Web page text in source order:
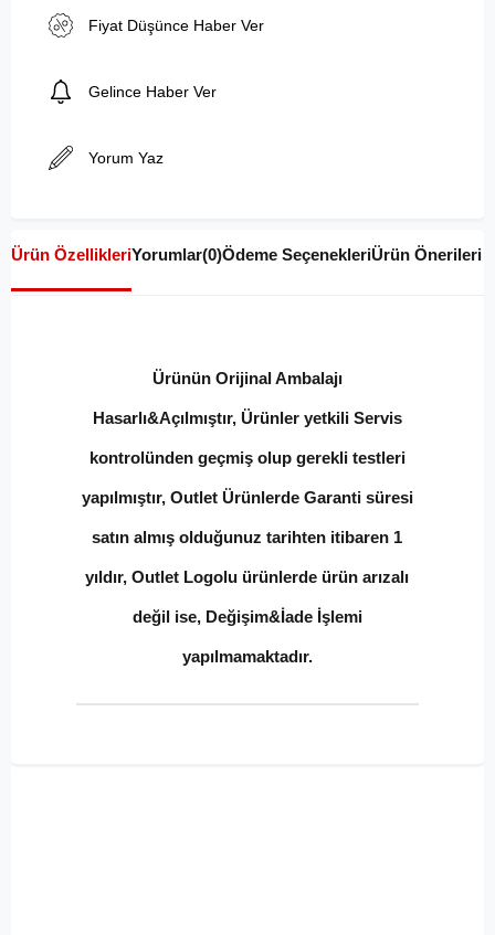
Fiyat Düşünce Haber Ver
Gelince Haber Ver
Yorum Yaz
Ürün ÖzellikleriYorumlar(0)Ödeme SeçenekleriÜrün Önerileri
Ürünün Orijinal Ambalajı
Hasarlı&Açılmıştır, Ürünler yetkili Servis
kontrolünden geçmiş olup gerekli testleri
yapılmıştır, Outlet Ürünlerde Garanti süresi
satın almış olduğunuz tarihten itibaren 1
yıldır, Outlet Logolu ürünlerde ürün arızalı
değil ise, Değişim&İade İşlemi
yapılmamaktadır.